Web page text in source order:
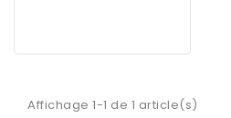
Affichage 1-1 de 1 article(s)